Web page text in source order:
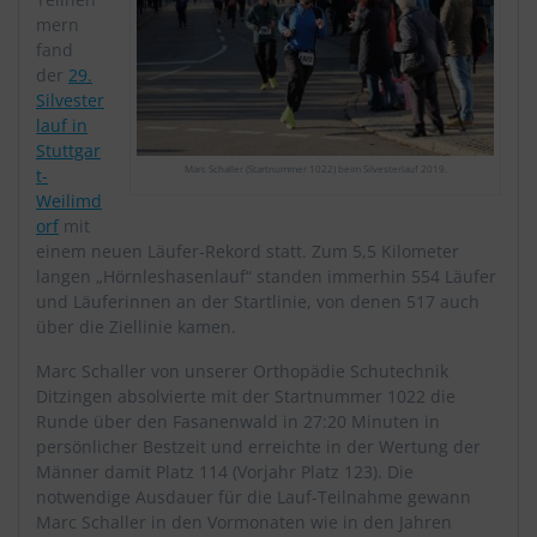
Marc Schaller (Startnummer 1022) beim Silvesterlauf 2019.
mern
fand
der 29.
Silvester
lauf in
Stuttgar
t-
Weilimd
orf mit
einem neuen Läufer-Rekord statt. Zum 5,5 Kilometer
langen „Hörnleshasenlauf“ standen immerhin 554 Läufer
und Läuferinnen an der Startlinie, von denen 517 auch
über die Ziellinie kamen.
Marc Schaller von unserer Orthopädie Schutechnik
Ditzingen absolvierte mit der Startnummer 1022 die
Runde über den Fasanenwald in 27:20 Minuten in
persönlicher Bestzeit und erreichte in der Wertung der
Männer damit Platz 114 (Vorjahr Platz 123). Die
notwendige Ausdauer für die Lauf-Teilnahme gewann
Marc Schaller in den Vormonaten wie in den Jahren